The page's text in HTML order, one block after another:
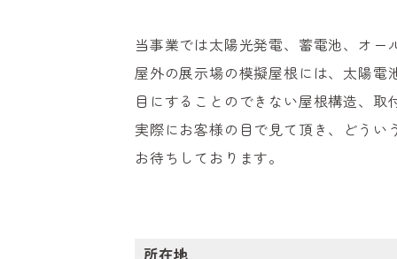
当事業では太陽光発電、蓄電池、オー
屋外の展示場の模擬屋根には、太陽
目にすることのできない屋根構造、取
実際にお客様の目で見て頂き、どうい
お待ちしております。
所在地